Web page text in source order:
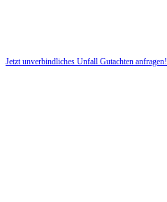
Jetzt unverbindliches Unfall Gutachten anfragen!